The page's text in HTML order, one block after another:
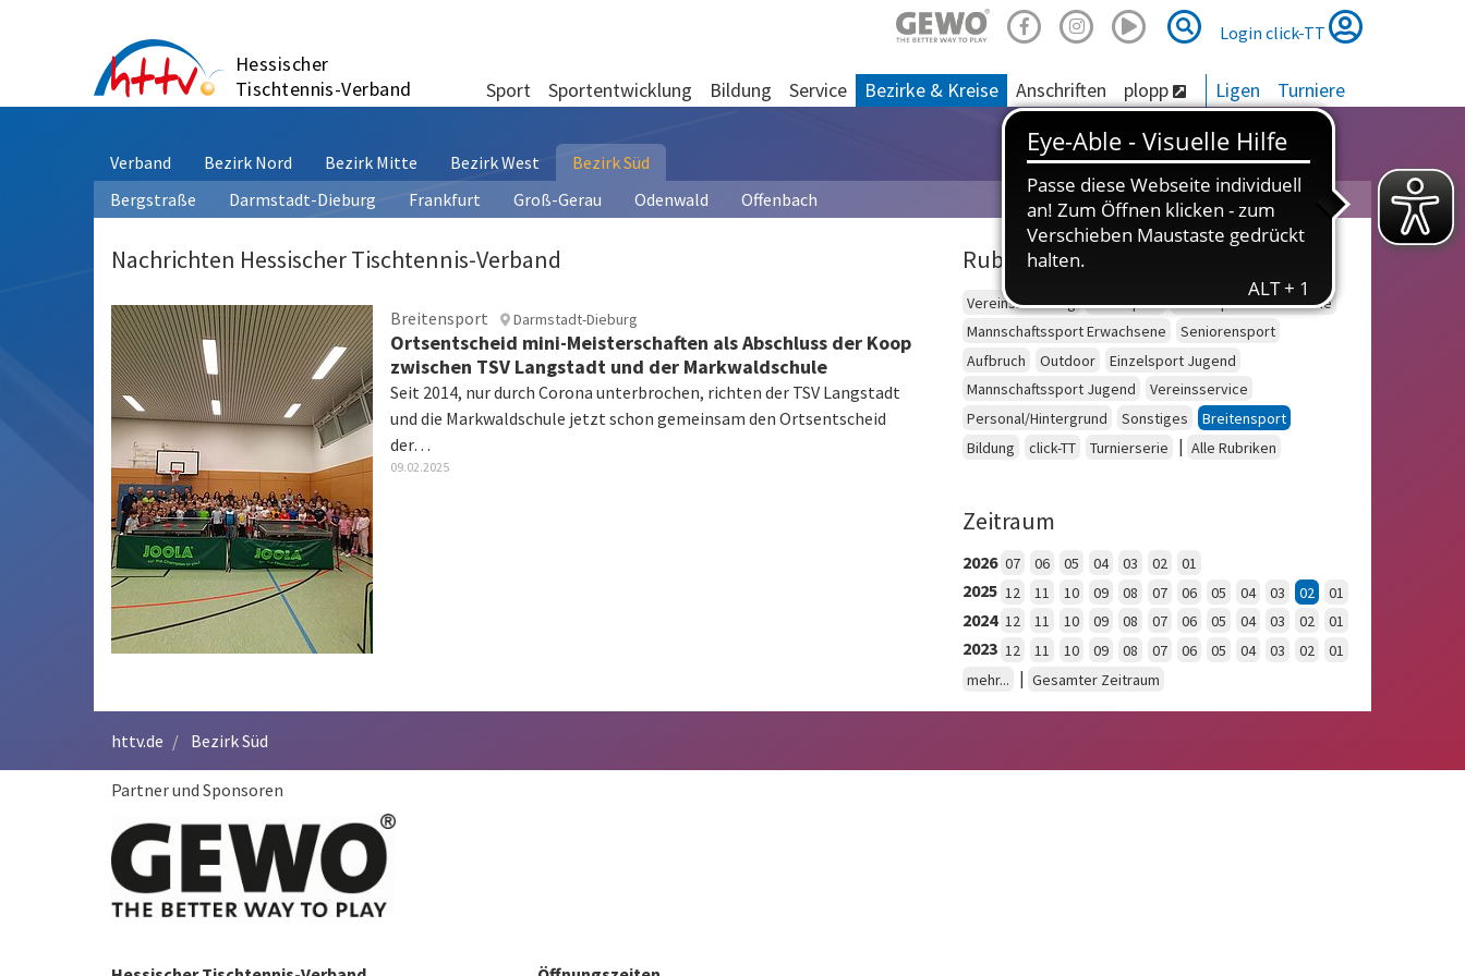
Hessischer
Tischtennis-Verband
Suche
Suche
Login click-TT
Sport Sportentwicklung Bildung Service Bezirke & Kreise Anschriften plopp Ligen Turniere
Verband Bezirk Nord Bezirk Mitte Bezirk West
Bezirk Süd
Bergstraße
Darmstadt-Dieburg Frankfurt Groß-Gerau Odenwald Offenbach
Nachrichten Hessischer Tischtennis-Verband
Breitensport Darmstadt-Dieburg
Ortsentscheid mini-Meisterschaften als Abschluss der Koop
zwischen TSV Langstadt und der Markwaldschule
Seit 2014, nur durch Corona unterbrochen, richten der TSV Langstadt
und die Markwaldschule jetzt schon gemeinsam den Ortsentscheid
der…
09.02.2025
Rubriken
Vereinsberatung Schulsport
Einzelsport Erwachsene
Mannschaftssport Erwachsene
Seniorensport
Aufbruch
Outdoor
Einzelsport Jugend
Mannschaftssport Jugend
Vereinsservice
Personal/Hintergrund
Sonstiges
Breitensport
Bildung
click-TT Turnierserie | Alle Rubriken
Zeitraum
2026 07 06 05 04 03 02 01
2025 12 11 10 09 08 07 06 05 04 03 02 01
2024 12 11 10 09 08 07 06 05 04 03 02 01
2023 12 11 10 09 08 07 06 05 04 03 02
01
mehr...
| Gesamter Zeitraum
httv.de Bezirk Süd
Partner und Sponsoren